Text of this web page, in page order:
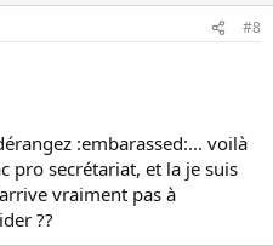
#8
:embarassed:... voilà
pro secrétariat, et la je suis
vraiment pas à
??